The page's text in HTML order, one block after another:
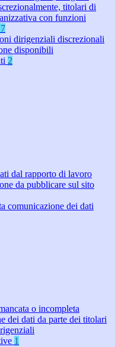
titolari di
con funzioni
dirigenziali discrezionali
disponibili
2
dal rapporto di lavoro
da pubblicare sul sito
comunicazione dei dati
o incompleta
dei dati da parte dei titolari
1